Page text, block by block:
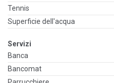
Tennis
Superficie dell'acqua
Servizi
Banca
Bancomat